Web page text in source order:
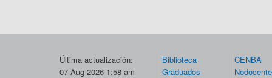
Última actualización:
07-Aug-2026 1:58 am
Biblioteca
Graduados
CENBA